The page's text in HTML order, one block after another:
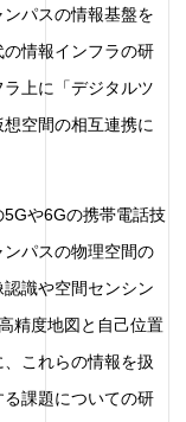
パスの情報基盤を
情報インフラの研
上に「デジタルツ
空間の相互連携に
や6Gの携帯電話技
パスの物理空間の
識や空間センシン
精度地図と自己位置
これらの情報を扱
課題についての研